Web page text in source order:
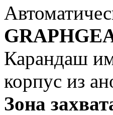
Карандаш
корпус из
Зона